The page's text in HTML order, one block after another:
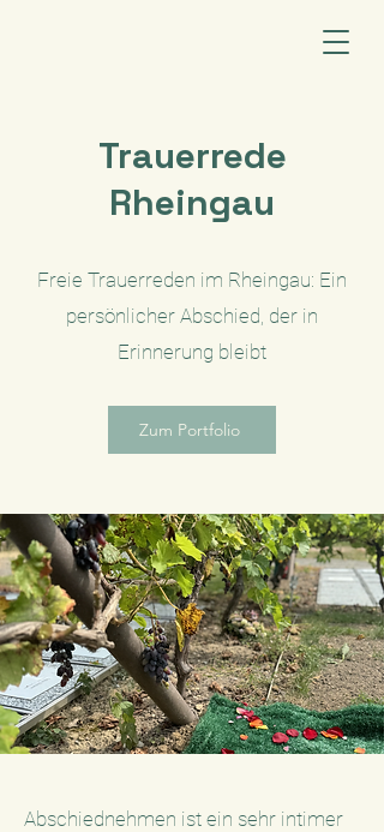
Trauerrede
Rheingau
Freie Trauerreden im Rheingau: Ein
persönlicher Abschied, der in
Erinnerung bleibt
Zum Portfolio
Abschiednehmen ist ein sehr intimer